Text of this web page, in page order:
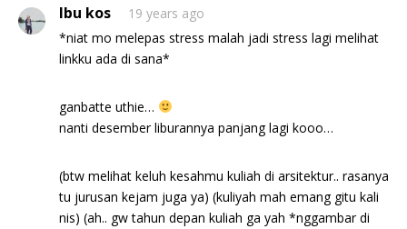
Ibu kos
19 years ago
*niat mo melepas stress malah jadi stress lagi melihat
linkku ada di sana*
ganbatte uthie…
nanti desember liburannya panjang lagi kooo…
(btw melihat keluh kesahmu kuliah di arsitektur.. rasanya
tu jurusan kejam juga ya) (kuliyah mah emang gitu kali
nis) (ah.. gw tahun depan kuliah ga yah *nggambar di